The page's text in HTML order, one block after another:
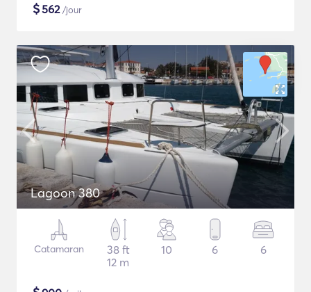
$562/jour
Lagoon 380
Catamaran
38 ft
12 m
10 6 6